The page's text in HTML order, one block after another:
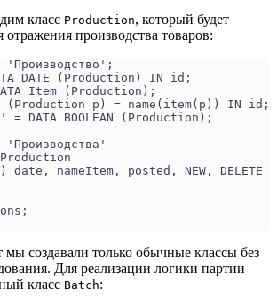
класс Production, который будет
отражения производства товаров:
'Производство';
DATE (Production) IN id;
Item (Production);
(Production p) = name(item(p)) IN id;
= DATA BOOLEAN (Production);
'Производства'
date, nameItem, posted, NEW, DELETE
создавали только обычные классы без
Для реализации логики партии
класс Batch: